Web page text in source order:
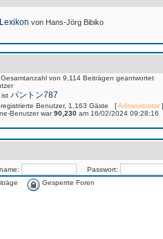
von Hans-Jörg Bibiko
von 9,114 Beiträgen geantwortet
ist パントン787
Benutzer, 1,163 Gäste [Administrator
Benutzer war90,230 am 16/02/2024 09:28:16
Passwort:
Gesperrte Foren